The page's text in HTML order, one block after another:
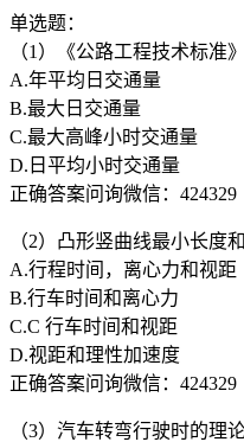
单选题：
（1）《公路工程技术标准
A.年平均日交通量
B.最大日交通量
C.最大高峰小时交通量
D.日平均小时交通量
正确答案问询微信：424329
（2）凸形竖曲线最小长度
A.行程时间，离心力和视距
B.行车时间和离心力
C.C 行车时间和视距
D.视距和理性加速度
正确答案问询微信：424329
（3）汽车转弯行驶时的理